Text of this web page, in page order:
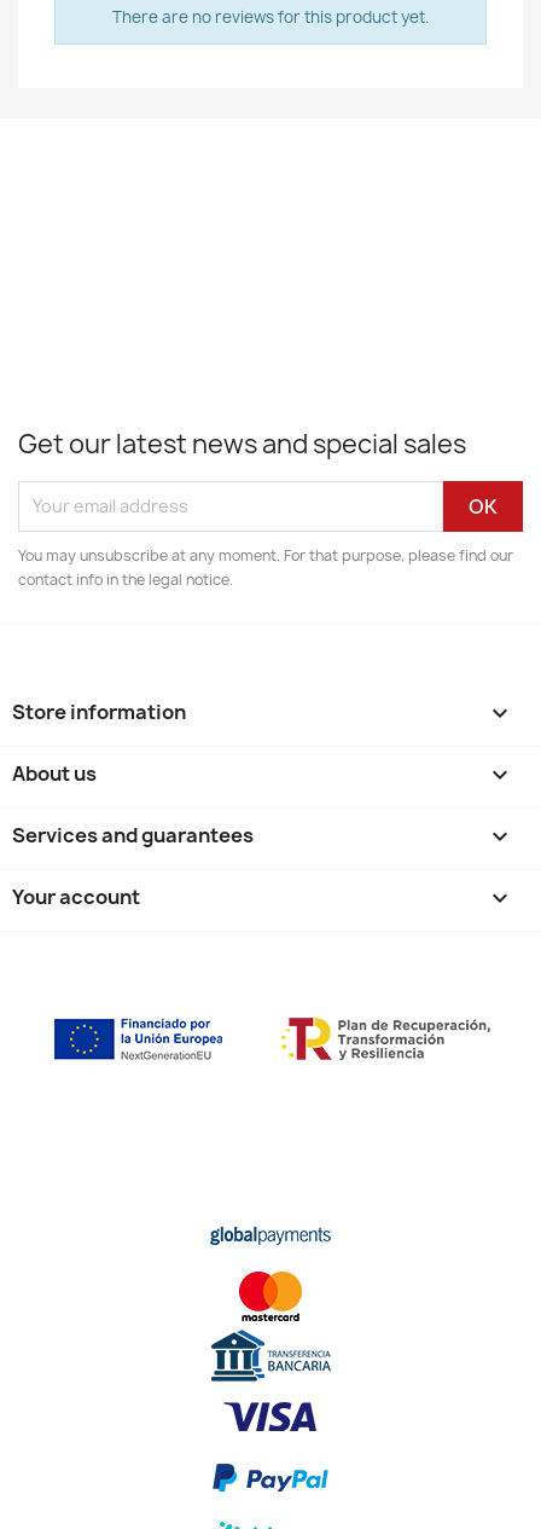
There are no reviews for this product yet.
Get our latest news and special sales
You may unsubscribe at any moment. For that purpose, please find our
contact info in the legal notice.
Store information keyboard_arrow_down
About us 
Services and guarantees 
Your account 